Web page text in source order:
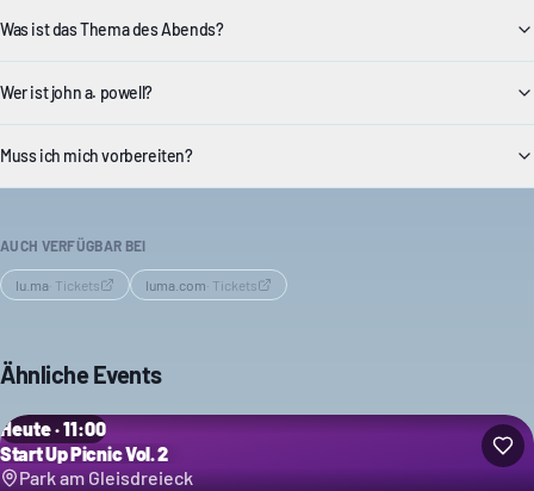
Was ist das Thema des Abends?
Wer ist john a. powell?
Muss ich mich vorbereiten?
AUCH VERFÜGBAR BEI
lu.ma· Tickets luma.com· Tickets
Ähnliche Events
Heute · 11:00
Start Up Picnic Vol. 2
Park am Gleisdreieck